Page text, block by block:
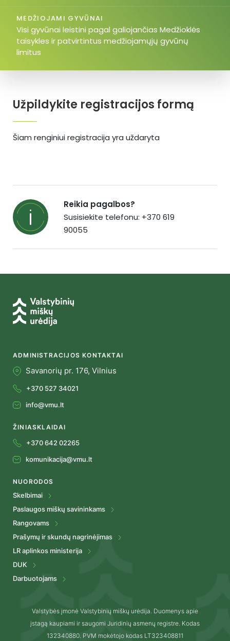
Užpildykite registracijos formą
Šiam renginiui registracija yra uždaryta
MEDŽIOJAMI GYVŪNAI
Visi gyvūnai leistini pagal galiojančias Medžioklės
taisykles ir patvirtintus medžiojamųjų gyvūnų
limitus
Reikia pagalbos?
Susisiekite telefonu: +370 619
90055
ADMINISTRACIJOS KONTAKTAI
Savanorių pr. 176, Vilnius
+370 527 34021
info@vmu.lt
ŽINIASKLAIDAI
+370 642 02265
komunikacija@vmu.lt
NUORODOS
Skelbimai
Paslaugos miškų savininkams
Rangovams
Prašymų ir skundų nagrinėjimas
LR aplinkos ministerija
DUK
Darbuotojams
Valstybės įmonė Valstybinių miškų urėdija. Duomenys apie
įstagą kaupiami ir saugomi Juridinių asmenų registre. Kodas
132340880. PVM mokėtojo kodas LT323408811